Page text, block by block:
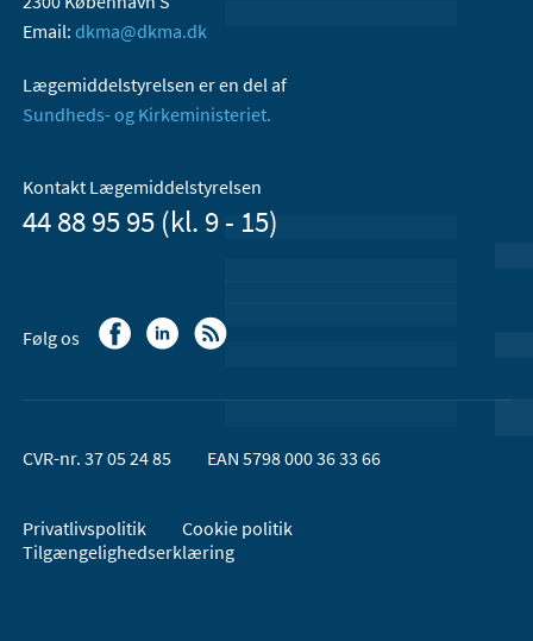
Email: dkma@dkma.dk
Lægemiddelstyrelsen er en del af
Sundheds- og Kirkeministeriet.
Kontakt Lægemiddelstyrelsen
44 88 95 95 (kl. 9 - 15)
Følg os
CVR-nr. 37 05 24 85 EAN 5798 000 36 33 66
Privatlivspolitik
Cookie politik
Tilgængelighedserklæring